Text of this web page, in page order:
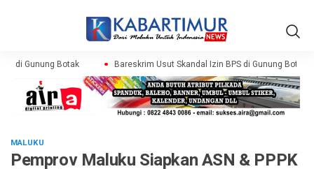
di Gunung Botak Bareskrim Usut Skandal Izin BPS di Gunung Botak
MALUKU
Pemprov Maluku Siapkan ASN & PPPK